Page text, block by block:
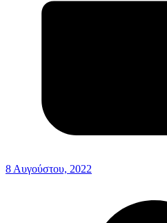
8 Αυγούστου, 2022